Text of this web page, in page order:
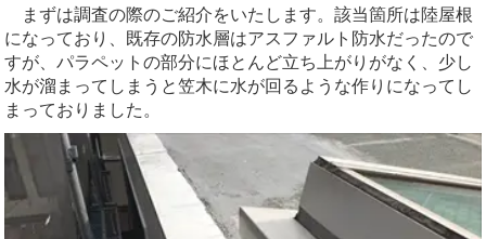
まずは調査の際のご紹介をいたします。該当箇所は陸屋根
になっており、既存の防水層はアスファルト防水だったので
すが、パラペットの部分にほとんど立ち上がりがなく、少し
水が溜まってしまうと笠木に水が回るような作りになってし
まっておりました。